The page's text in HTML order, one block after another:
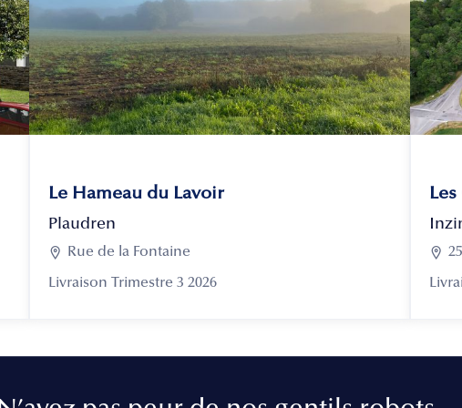
Le Hameau du Lavoir
Plaudren
 Rue de la Fontaine
Livraison Trimestre 3 2026
